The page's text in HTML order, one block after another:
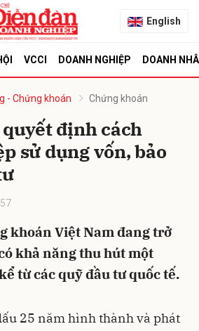
English
VCCI DOANH NGHIỆP DOANH
- Chứng khoán Chứng khoán
định cách
sử dụng vốn, bảo
khoán Việt Nam đang trở
khả năng thu hút một
từ các quỹ đầu tư quốc tế.
25 năm hình thành và phát
Hủy